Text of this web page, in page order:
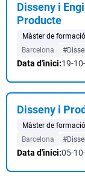
Disseny i
Producte
Màster de
Barcelona
Data d'inici:19-
Disseny i
Màster de
Barcelona
Data d'inici:05-